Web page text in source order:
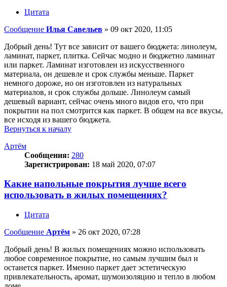
Цитата
Сообщение Илья Савельев » 09 окт 2020, 11:05
Добрый день! Тут все зависит от вашего бюджета: линолеум,
ламинат, паркет, плитка. Сейчас модно и бюджетно ламинат
или паркет. Ламинат изготовлен из искусственного
материала, он дешевле и срок службы меньше. Паркет
немного дороже, но он изготовлен из натуральных
материалов, и срок службы дольше. Линолеум самый
дешевый вариант, сейчас очень много видов его, что при
покрытии на пол смотрится как паркет. В общем на все вкусы,
все исходя из вашего бюджета.
Вернуться к началу
Артём
Сообщения: 280
Зарегистрирован: 18 май 2020, 07:07
Какие напольные покрытия лучше всего
использовать в жилых помещениях?
Цитата
Сообщение Артём » 26 окт 2020, 07:28
Добрый день! В жилых помещениях можно использовать
любое современное покрытие, но самым лучшим был и
останется паркет. Именно паркет дает эстетическую
привлекательность, аромат, шумоизоляцию и тепло в любом